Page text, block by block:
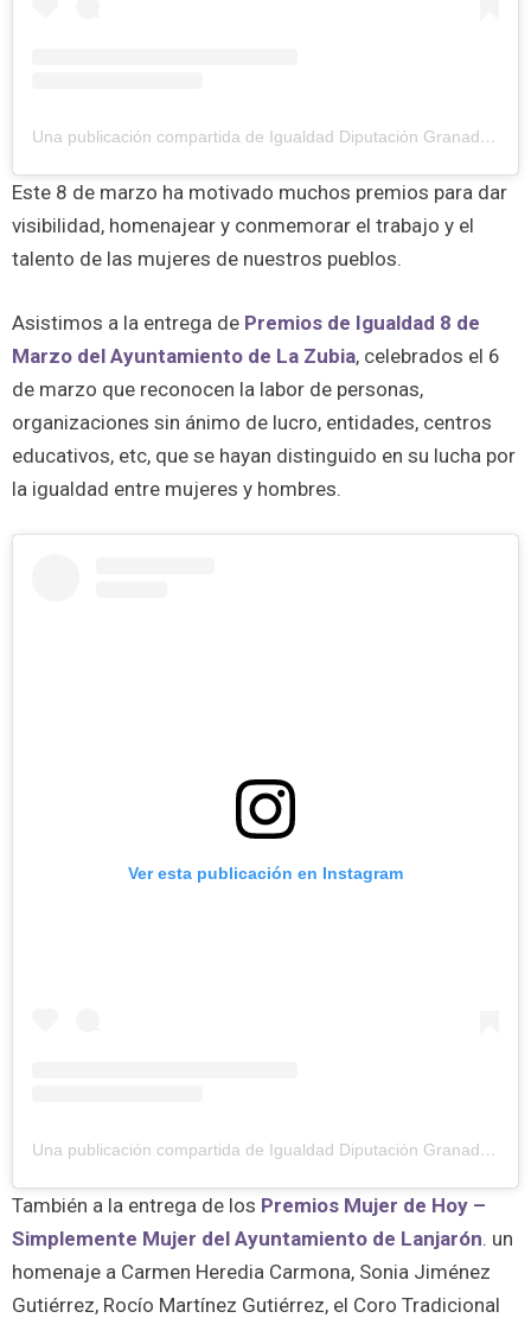
Una publicación compartida de Igualdad Diputación Granada (@igualdad.engranada)
Este 8 de marzo ha motivado muchos premios para dar
visibilidad, homenajear y conmemorar el trabajo y el
talento de las mujeres de nuestros pueblos.
Asistimos a la entrega de Premios de Igualdad 8 de
Marzo del Ayuntamiento de La Zubia, celebrados el 6
de marzo que reconocen la labor de personas,
organizaciones sin ánimo de lucro, entidades, centros
educativos, etc, que se hayan distinguido en su lucha por
la igualdad entre mujeres y hombres.
Ver esta publicación en Instagram
Una publicación compartida de Igualdad Diputación Granada (@igualdad.engranada)
También a la entrega de los Premios Mujer de Hoy –
Simplemente Mujer del Ayuntamiento de Lanjarón. un
homenaje a Carmen Heredia Carmona, Sonia Jiménez
Gutiérrez, Rocío Martínez Gutiérrez, el Coro Tradicional